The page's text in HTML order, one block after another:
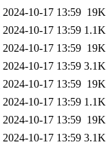
2024-10-17 13:59 19K
2024-10-17 13:59 1.1K
2024-10-17 13:59 19K
2024-10-17 13:59 3.1K
2024-10-17 13:59 19K
2024-10-17 13:59 1.1K
2024-10-17 13:59 19K
2024-10-17 13:59 3.1K